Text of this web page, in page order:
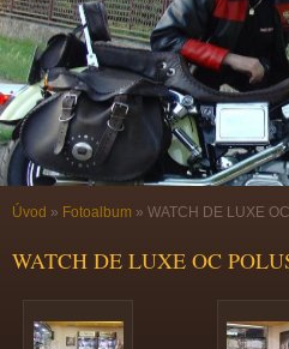
Úvod » Fotoalbum » WATCH DE LUXE
WATCH DE LUXE OC